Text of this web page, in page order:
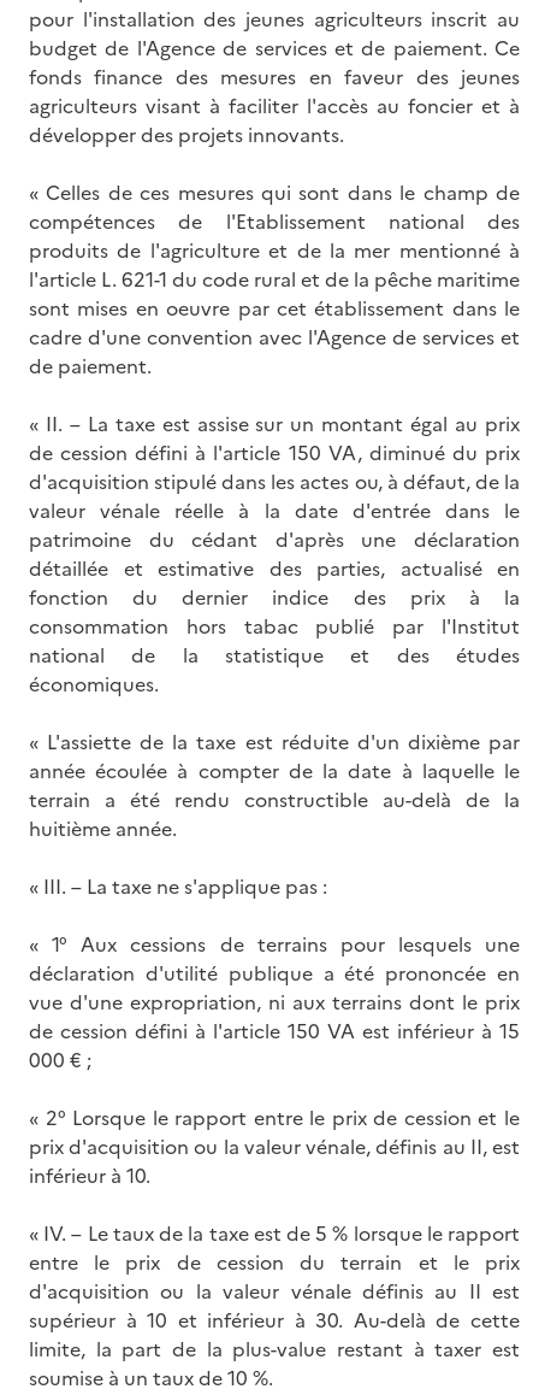
pour l'installation des jeunes agriculteurs inscrit au
budget de l'Agence de services et de paiement. Ce
fonds finance des mesures en faveur des jeunes
agriculteurs visant à faciliter l'accès au foncier et à
développer des projets innovants.
« Celles de ces mesures qui sont dans le champ de
compétences de l'Etablissement national des
produits de l'agriculture et de la mer mentionné à
l'article L. 621-1 du code rural et de la pêche maritime
sont mises en oeuvre par cet établissement dans le
cadre d'une convention avec l'Agence de services et
de paiement.
« II. – La taxe est assise sur un montant égal au prix
de cession défini à l'article 150 VA, diminué du prix
d'acquisition stipulé dans les actes ou, à défaut, de la
valeur vénale réelle à la date d'entrée dans le
patrimoine du cédant d'après une déclaration
détaillée et estimative des parties, actualisé en
fonction du dernier indice des prix à la
consommation hors tabac publié par l'Institut
national de la statistique et des études
économiques.
« L'assiette de la taxe est réduite d'un dixième par
année écoulée à compter de la date à laquelle le
terrain a été rendu constructible au-delà de la
huitième année.
« III. – La taxe ne s'applique pas :
« 1° Aux cessions de terrains pour lesquels une
déclaration d'utilité publique a été prononcée en
vue d'une expropriation, ni aux terrains dont le prix
de cession défini à l'article 150 VA est inférieur à 15
000 € ;
« 2° Lorsque le rapport entre le prix de cession et le
prix d'acquisition ou la valeur vénale, définis au II, est
inférieur à 10.
« IV. – Le taux de la taxe est de 5 % lorsque le rapport
entre le prix de cession du terrain et le prix
d'acquisition ou la valeur vénale définis au II est
supérieur à 10 et inférieur à 30. Au-delà de cette
limite, la part de la plus-value restant à taxer est
soumise à un taux de 10 %.